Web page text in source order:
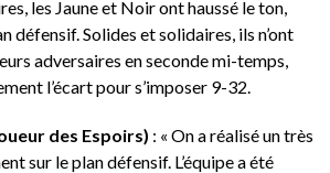
les Jaune et Noir ont haussé le ton,
défensif. Solides et solidaires, ils n’ont
adversaires en seconde mi-temps,
l’écart pour s’imposer 9-32.
des Espoirs) : « On a réalisé un très
sur le plan défensif. L’équipe a été